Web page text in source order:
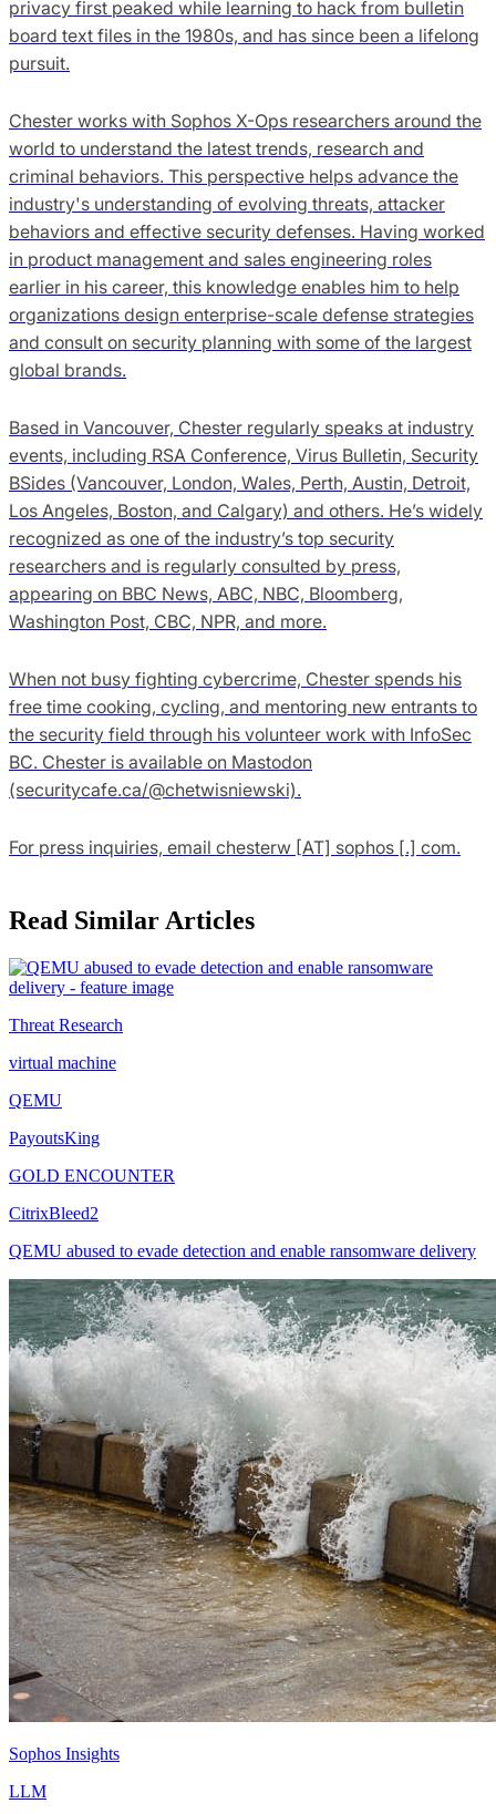
privacy first peaked while learning to hack from bulletin
board text files in the 1980s, and has since been a lifelong
pursuit.
Chester works with Sophos X-Ops researchers around the
world to understand the latest trends, research and
criminal behaviors. This perspective helps advance the
industry's understanding of evolving threats, attacker
behaviors and effective security defenses. Having worked
in product management and sales engineering roles
earlier in his career, this knowledge enables him to help
organizations design enterprise-scale defense strategies
and consult on security planning with some of the largest
global brands.
Based in Vancouver, Chester regularly speaks at industry
events, including RSA Conference, Virus Bulletin, Security
BSides (Vancouver, London, Wales, Perth, Austin, Detroit,
Los Angeles, Boston, and Calgary) and others. He’s widely
recognized as one of the industry’s top security
researchers and is regularly consulted by press,
appearing on BBC News, ABC, NBC, Bloomberg,
Washington Post, CBC, NPR, and more.
When not busy fighting cybercrime, Chester spends his
free time cooking, cycling, and mentoring new entrants to
the security field through his volunteer work with InfoSec
BC. Chester is available on Mastodon
(securitycafe.ca/@chetwisniewski).
For press inquiries, email chesterw [AT] sophos [.] com.
Read Similar Articles
Threat Research
virtual machine
QEMU
PayoutsKing
GOLD ENCOUNTER
CitrixBleed2
QEMU abused to evade detection and enable ransomware delivery
Sophos Insights
LLM